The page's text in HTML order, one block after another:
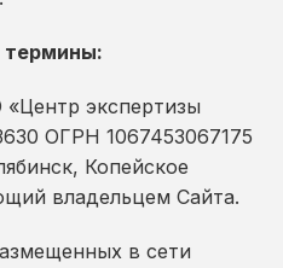
термины:
экспертизы
ОГРН 1067453067175
Копейское
владельцем Сайта.
в сети